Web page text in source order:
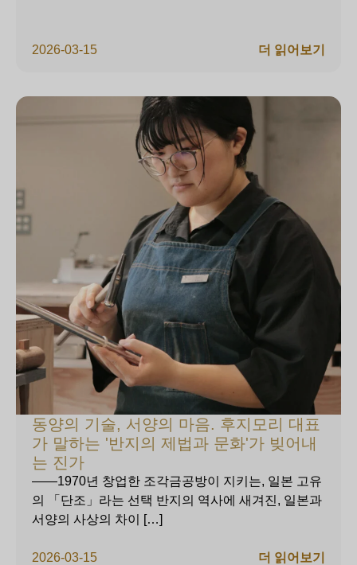
2026-03-15 더 읽어보기
동양의 기술, 서양의 마음. 후지모리 대표
가 말하는 '반지의 제법과 문화'가 빚어내
는 진가
2026-03-15
——1970년 창업한 조각금공방이 지키는, 일본 고유
의 「단조」라는 선택 반지의 역사에 새겨진, 일본과
서양의 사상의 차이 […]
더 읽어보기